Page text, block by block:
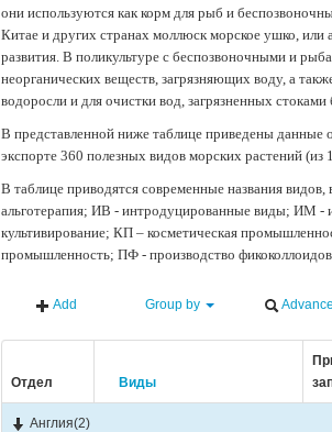
они используются как корм для рыб и
Китае и других странах моллюск морское ушко, или
развития. В поликультуре с беспозвоночными и
неорганических веществ, загрязняющих воду, а
водоросли и для очистки вод, загрязненных
В представленной ниже таблице приведены данные
экспорте 360 полезных видов морских растений (из
В таблице приводятся современные названия
альготерапия; ИВ - интродуцированные виды; ИМ
культивирование; КП – косметическая
промышленность; ПФ - производство
Add Group by
Отдел Виды
Англия(2)